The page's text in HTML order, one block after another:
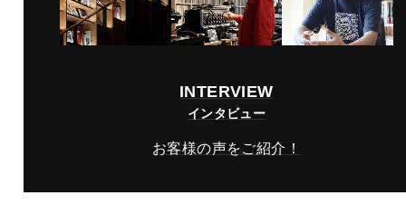
INTERVIEW
インタビュー
お客様の声をご紹介！